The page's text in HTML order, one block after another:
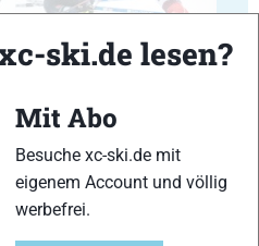
28
ski.de lesen?
Mit Abo
Besuche xc-ski.de mit
eigenem Account und völlig
werbefrei.